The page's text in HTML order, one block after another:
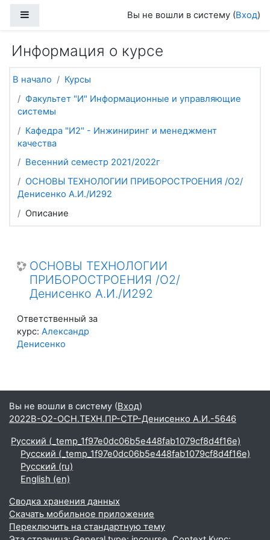
Вы не вошли в систему (Вход)
Информация о курсе
В начало
Курсы
Факультет "И" Информационные и управляющие
системы
Кафедра "И2" - Инжиниринг и менеджмент
качества
Весенний семестр 2021/2022г
ОСНОВЫ ТЕХНОЛОГИИ ПРИБОРОСТРОЕНИЯ /О2/
Денисенко А.И./И292
Описание
ОСНОВЫ ТЕХНОЛОГИИ
ПРИБОРОСТРОЕНИЯ /О2/
Денисенко А.И./И292
Ответственный за
курс: Александр
Денисенко
Вы не вошли в систему (Вход)
2022В-О2-ОСН.ТЕХН.ПР-СТР-Денисенко А.И.-5646
Русский ‎(_temp_1f97e0dc06b5e448fab1079cf8d4f16e)‎
Русский ‎(_temp_1f97e0dc06b5e448fab1079cf8d4f16e)‎
Русский ‎(ru)‎
English ‎(en)‎
Сводка хранения данных
Скачать мобильное приложение
Переключить на стандартную тему